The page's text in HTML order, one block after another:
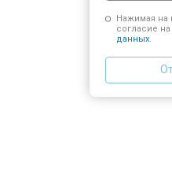
Нажимая на
согласие
данных.